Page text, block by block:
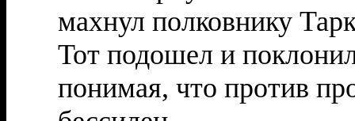
махнул полковнику
Тот подошел и
понимая, что против